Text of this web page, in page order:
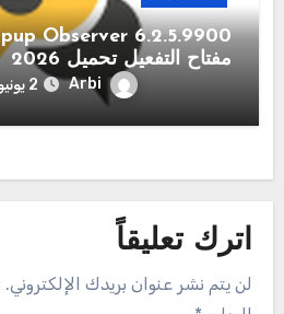
مفتاح التفعيل تحميل 2026
Arbi 2 يونيو، 2026
اترك تعليقاً
لن يتم نشر عنوان بريدك الإلكتروني.